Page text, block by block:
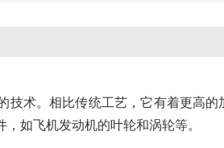
技术。相比传统工艺，它有着更高的
如飞机发动机的叶轮和涡轮等。